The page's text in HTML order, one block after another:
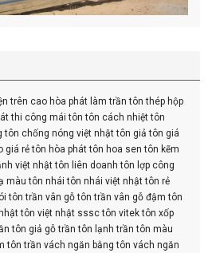
trên cao hòa phát làm trần tôn thép hộp
thi công mái tôn tôn cách nhiệt tôn
tôn chống nóng việt nhật tôn giả tôn giá
giá rẻ tôn hòa phát tôn hoa sen tôn kẽm
việt nhật tôn liên doanh tôn lợp công
màu tôn nhái tôn nhái việt nhật tôn rẻ
tôn trần vân gỗ tôn trần vân gỗ đậm tôn
tôn việt nhật sssc tôn vitek tôn xốp
tôn giả gỗ trần tôn lạnh trần tôn màu
tôn trần vách ngăn bằng tôn vách ngăn